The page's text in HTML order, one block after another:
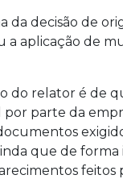
da decisão de
a aplicação de
do relator é de
por parte da
que de forma
feitos